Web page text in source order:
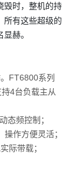
毁时，整机的持
所有这些超级的
赫。
FT6800系列
4台负载主从
态频控制；
作方便灵活；
际带载；